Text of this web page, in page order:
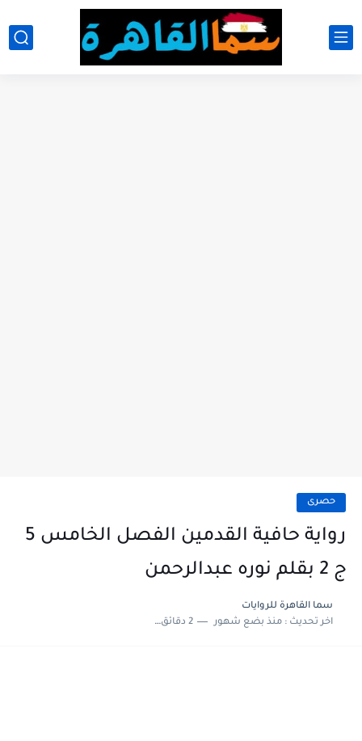
حصرى
رواية حافية القدمين الفصل الخامس 5
ج 2 بقلم نوره عبدالرحمن
سما القاهرة للروايات
اخر تحديث :منذ بضع شهور 2 دقائق للقراءة